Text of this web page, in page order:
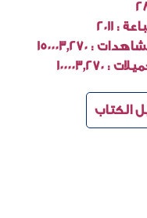
:
2011
: 150003٬270
: 100003٬270
الكتاب